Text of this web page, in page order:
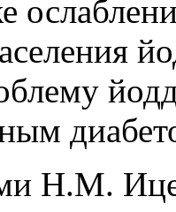
Н.М.